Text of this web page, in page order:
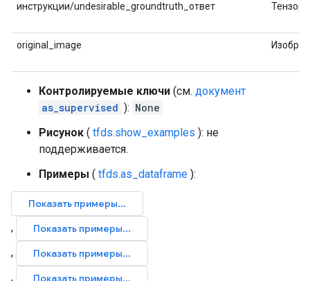
инструкции/undesirable_groundtruth_ответ Тензор
original_image
Контролируемые ключи (см. документ
as_supervised ): None
Рисунок ( tfds.show_examples ): не
поддерживается.
Примеры ( tfds.as_dataframe ):